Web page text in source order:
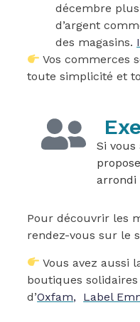
décembre
d’argent
des magasins.
Vos commerces
toute simplicité et
Si vous
arrondi
Pour découvrir les
rendez-vous sur le
Vous avez aussi
boutiques
d’Oxfam, Label